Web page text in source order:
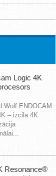
Logic 4K
Wolf ENDOCAM
– izcila 4K
Resonance®